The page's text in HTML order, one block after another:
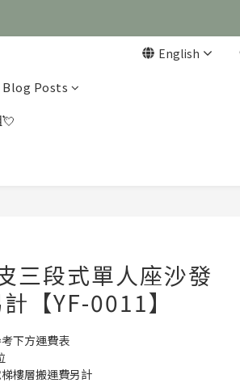
English
Blog Posts
三段式單人座沙發
【YF-0011】
下方運費表
樓層搬運費另計